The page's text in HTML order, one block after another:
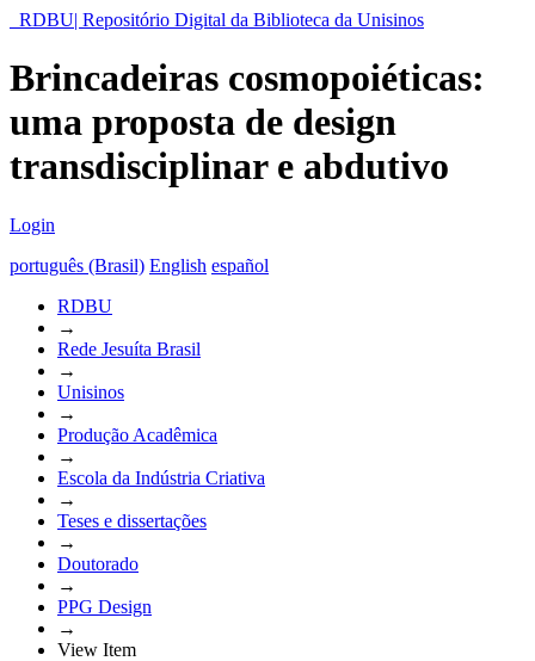
RDBU| Repositório Digital da Biblioteca da Unisinos
Brincadeiras cosmopoiéticas:
uma proposta de design
transdisciplinar e abdutivo
Login
português (Brasil) English español
RDBU
→
Rede Jesuíta Brasil
→
Unisinos
→
Produção Acadêmica
→
Escola da Indústria Criativa
→
Teses e dissertações
→
Doutorado
→
PPG Design
→
View Item